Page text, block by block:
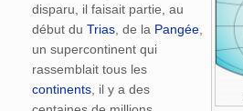
disparu, il faisait partie, au
début du Trias , de la Pangée
un supercontinent qui
rassemblait tous les
continents , il y a des